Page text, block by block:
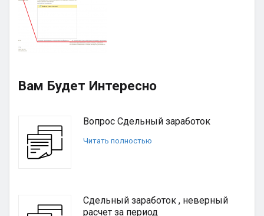
Вам Будет Интересно
Вопрос Сдельный заработок
Читать полностью
Сдельный заработок , неверный
расчет за период